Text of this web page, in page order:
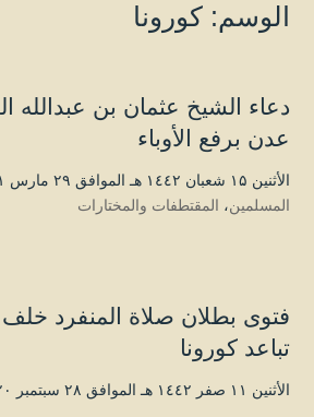
الوسم: كورونا
دعاء الشيخ عثمان بن عبدالله
عدن برفع الأوباء
الأثنين ۱۵ شعبان ۱٤٤۲ هـ الموافق ۲۹ مارس ۲۰۲۱ مـ |
المسلمين، المقتطفات والمختارات
فتوى بطلان صلاة المنفرد
تباعد كورونا
الأثنين ۱۱ صفر ۱٤٤۲ هـ الموافق ۲۸ سبتمبر ۲۰۲۰ مـ |